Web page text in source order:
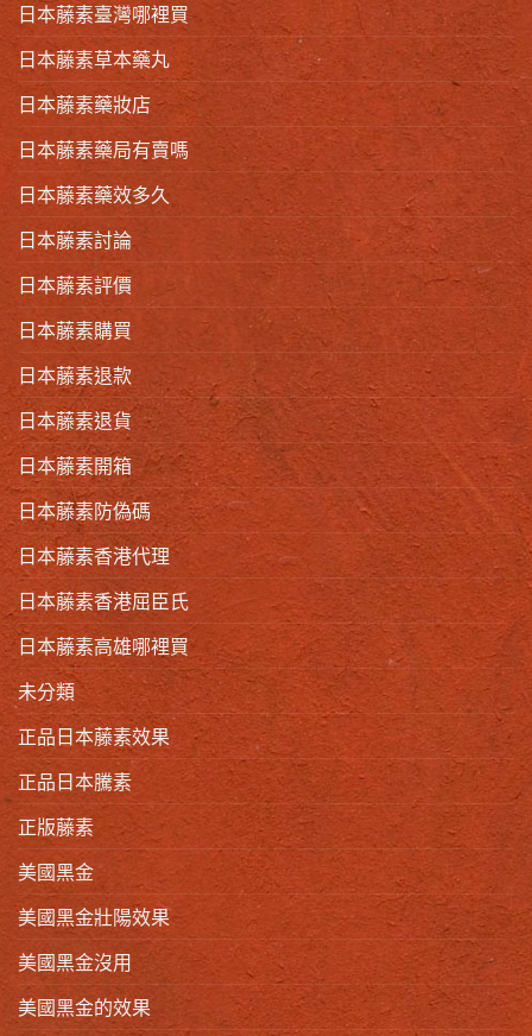
日本藤素臺灣哪裡買
日本藤素草本藥丸
日本藤素藥妝店
日本藤素藥局有賣嗎
日本藤素藥效多久
日本藤素討論
日本藤素評價
日本藤素購買
日本藤素退款
日本藤素退貨
日本藤素開箱
日本藤素防偽碼
日本藤素香港代理
日本藤素香港屈臣氏
日本藤素高雄哪裡買
未分類
正品日本藤素效果
正品日本騰素
正版藤素
美國黑金
美國黑金壯陽效果
美國黑金沒用
美國黑金的效果